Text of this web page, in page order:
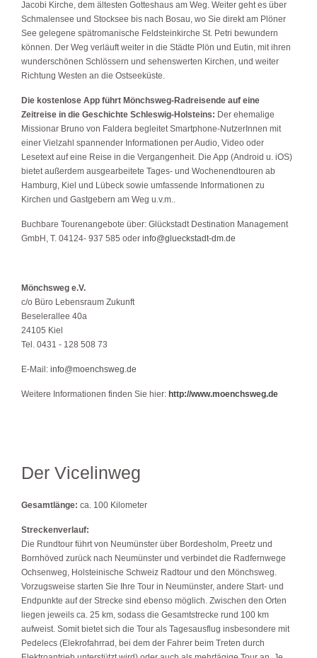
Jacobi Kirche, dem ältesten Gotteshaus am Weg. Weiter geht es über
Schmalensee und Stocksee bis nach Bosau, wo Sie direkt am Plöner
See gelegene spätromanische Feldsteinkirche St. Petri bewundern
können. Der Weg verläuft weiter in die Städte Plön und Eutin, mit ihren
wunderschönen Schlössern und sehenswerten Kirchen, und weiter
Richtung Westen an die Ostseeküste.
Die kostenlose App führt Mönchsweg-Radreisende auf eine
Zeitreise in die Geschichte Schleswig-Holsteins: Der ehemalige
Missionar Bruno von Faldera begleitet Smartphone-NutzerInnen mit
einer Vielzahl spannender Informationen per Audio, Video oder
Lesetext auf eine Reise in die Vergangenheit. Die App (Android u. iOS)
bietet außerdem ausgearbeitete Tages- und Wochenendtouren ab
Hamburg, Kiel und Lübeck sowie umfassende Informationen zu
Kirchen und Gastgebern am Weg u.v.m..
Buchbare Tourenangebote über: Glückstadt Destination Management
GmbH, T. 04124- 937 585 oder info@glueckstadt-dm.de
Mönchsweg e.V.
c/o Büro Lebensraum Zukunft
Beselerallee 40a
24105 Kiel
Tel. 0431 - 128 508 73
E-Mail: info@moenchsweg.de
Weitere Informationen finden Sie hier: http://www.moenchsweg.de
Der Vicelinweg
Gesamtlänge: ca. 100 Kilometer
Streckenverlauf:
Die Rundtour führt von Neumünster über Bordesholm, Preetz und
Bornhöved zurück nach Neumünster und verbindet die Radfernwege
Ochsenweg, Holsteinische Schweiz Radtour und den Mönchsweg.
Vorzugsweise starten Sie Ihre Tour in Neumünster, andere Start- und
Endpunkte auf der Strecke sind ebenso möglich. Zwischen den Orten
liegen jeweils ca. 25 km, sodass die Gesamtstrecke rund 100 km
aufweist. Somit bietet sich die Tour als Tagesausflug insbesondere mit
Pedelecs (Elekrofahrrad, bei dem der Fahrer beim Treten durch